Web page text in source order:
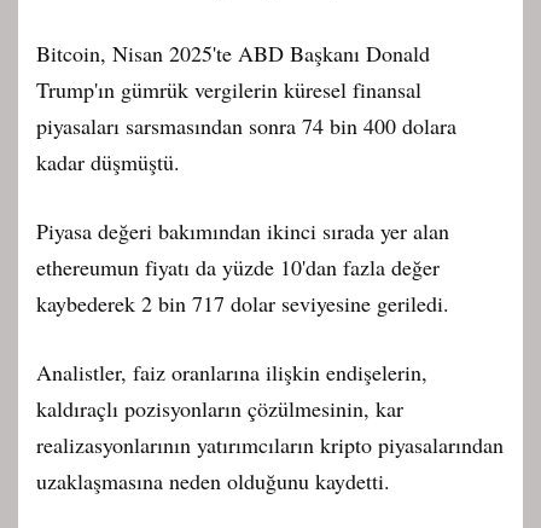
Bitcoin, Nisan 2025'te ABD Başkanı Donald
Trump'ın gümrük vergilerin küresel finansal
piyasaları sarsmasından sonra 74 bin 400 dolara
kadar düşmüştü.
Piyasa değeri bakımından ikinci sırada yer alan
ethereumun fiyatı da yüzde 10'dan fazla değer
kaybederek 2 bin 717 dolar seviyesine geriledi.
Analistler, faiz oranlarına ilişkin endişelerin,
kaldıraçlı pozisyonların çözülmesinin, kar
realizasyonlarının yatırımcıların kripto piyasalarından
uzaklaşmasına neden olduğunu kaydetti.